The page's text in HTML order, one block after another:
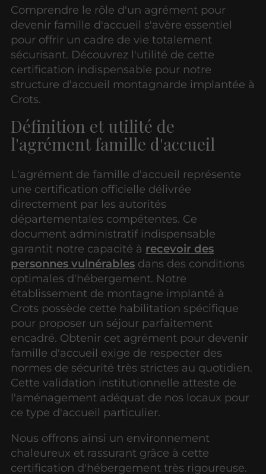
Comprendre le rôle d'un agrément pour
devenir famille d'accueil s'avère essentiel
pour offrir un cadre de vie totalement
sécurisant. Découvrez l'utilité de cette
certification indispensable pour notre
structure d'accueil montagnarde implantée à
Crots.
Définition et utilité de
l'agrément famille d'accueil
L'agrément de famille d'accueil représente
une certification officielle délivrée
directement par les autorités
départementales compétentes. Ce
document administratif indispensable
garantit notre capacité à recevoir des
personnes vulnérables dans des conditions
optimales d'hébergement. Notre
établissement de montagne implanté à
Crots possède cette habilitation spécifique
pour proposer un séjour parfaitement
encadré. Obtenir cet agrément pour devenir
famille d'accueil exige de respecter des
normes de sécurité très strictes au quotidien.
Cette validation institutionnelle atteste de
l'aménagement adéquat de nos locaux pour
ce type d'accueil particulier.
Nous offrons ainsi un environnement
chaleureux et rassurant grâce à cette
certification d'hébergement très rigoureuse.